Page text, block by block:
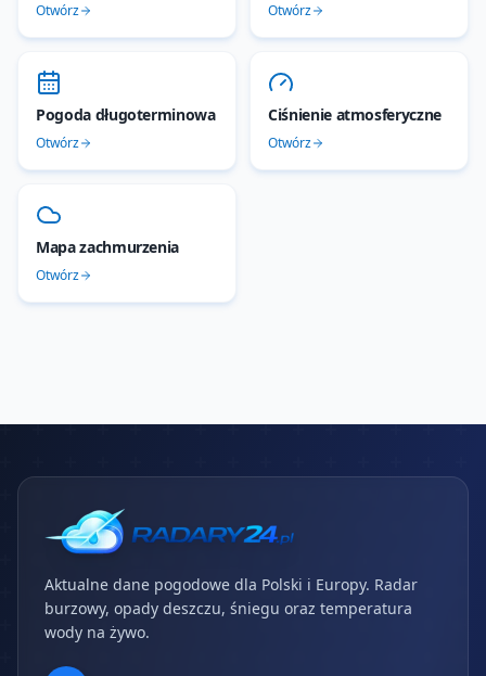
Otwórz Otwórz
Pogoda długoterminowa
Otwórz
Ciśnienie atmosferyczne
Otwórz
Mapa zachmurzenia
Otwórz
Aktualne dane pogodowe dla Polski i Europy. Radar
burzowy, opady deszczu, śniegu oraz temperatura
wody na żywo.